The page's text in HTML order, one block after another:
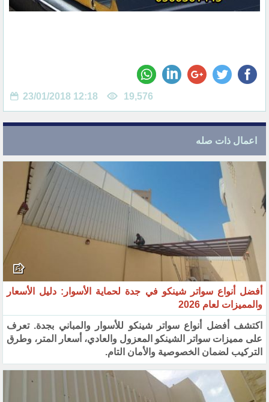
23/01/2018 12:18 19,576
اعمال ذات صله
أفضل أنواع سواتر شينكو في جدة لحماية الأسوار: دليل الأسعار
والمميزات لعام 2026
اكتشف أفضل أنواع سواتر شينكو للأسوار والمباني بجدة. تعرف
على مميزات سواتر الشينكو المعزول والعادي، أسعار المتر، وطرق
التركيب لضمان الخصوصية والأمان التام.